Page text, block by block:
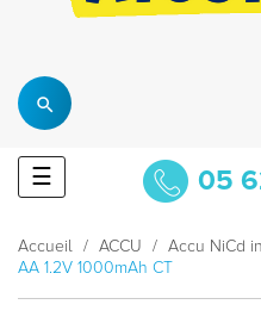
Basculer
la
☰ 05
Accueil ACCU Accu NiCd
AA 1.2V 1000mAh CT